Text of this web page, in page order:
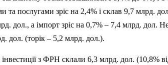
та послугами зріс на 2,4% і склав 9,7 млрд.
дол., а імпорт зріс на 0,7% – 7,4 млрд. дол.
дол. (торік – 5,2 млрд. дол.).
з ФРН склали 6,3 млрд. дол. (10,8%